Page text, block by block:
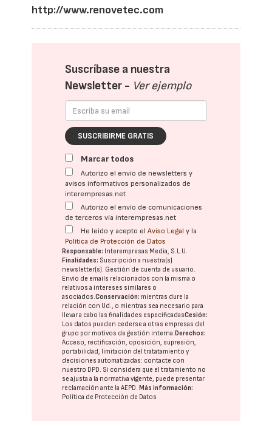
http://www.renovetec.com
Suscríbase a nuestra
Newsletter - Ver ejemplo
SUSCRIBIRME GRATIS
Marcar todos
Autorizo el envío de newsletters y
avisos informativos personalizados de
interempresas.net
Autorizo el envío de comunicaciones
de terceros vía interempresas.net
He leído y acepto elAviso Legal y la
Política de Protección de Datos
Responsable: Interempresas Media, S.L.U.
Finalidades: Suscripción a nuestra(s)
newsletter(s). Gestión de cuenta de usuario.
Envío de emails relacionados con la misma o
relativos a intereses similares o
asociados.Conservación: mientras dure la
relación con Ud., o mientras sea necesario para
llevar a cabo las finalidades especificadasCesión:
Los datos pueden cederse a otras empresas del
grupo por motivos de gestión interna. Derechos:
Acceso, rectificación, oposición, supresión,
portabilidad, limitación del tratatamiento y
decisiones automatizadas: contacte con
nuestro DPD. Si considera que el tratamiento no
se ajusta a la normativa vigente, puede presentar
reclamación ante laAEPD. Más información:
Política de Protección de Datos